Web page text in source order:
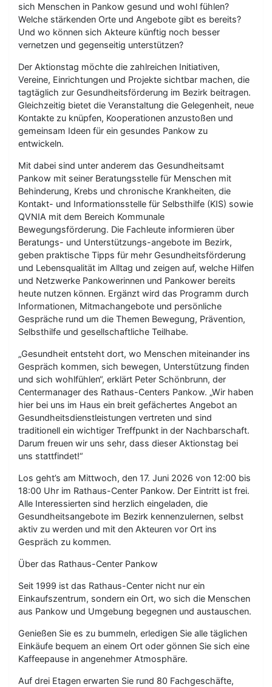
sich Menschen in Pankow gesund und wohl fühlen?
Welche stärkenden Orte und Angebote gibt es bereits?
Und wo können sich Akteure künftig noch besser
vernetzen und gegenseitig unterstützen?
Der Aktionstag möchte die zahlreichen Initiativen,
Vereine, Einrichtungen und Projekte sichtbar machen, die
tagtäglich zur Gesundheitsförderung im Bezirk beitragen.
Gleichzeitig bietet die Veranstaltung die Gelegenheit, neue
Kontakte zu knüpfen, Kooperationen anzustoßen und
gemeinsam Ideen für ein gesundes Pankow zu
entwickeln.
Mit dabei sind unter anderem das Gesundheitsamt
Pankow mit seiner Beratungsstelle für Menschen mit
Behinderung, Krebs und chronische Krankheiten, die
Kontakt- und Informationsstelle für Selbsthilfe (KIS) sowie
QVNIA mit dem Bereich Kommunale
Bewegungsförderung. Die Fachleute informieren über
Beratungs- und Unterstützungs-angebote im Bezirk,
geben praktische Tipps für mehr Gesundheitsförderung
und Lebensqualität im Alltag und zeigen auf, welche Hilfen
und Netzwerke Pankowerinnen und Pankower bereits
heute nutzen können. Ergänzt wird das Programm durch
Informationen, Mitmachangebote und persönliche
Gespräche rund um die Themen Bewegung, Prävention,
Selbsthilfe und gesellschaftliche Teilhabe.
„Gesundheit entsteht dort, wo Menschen miteinander ins
Gespräch kommen, sich bewegen, Unterstützung finden
und sich wohlfühlen“, erklärt Peter Schönbrunn, der
Centermanager des Rathaus-Centers Pankow. „Wir haben
hier bei uns im Haus ein breit gefächertes Angebot an
Gesundheitsdienstleistungen vertreten und sind
traditionell ein wichtiger Treffpunkt in der Nachbarschaft.
Darum freuen wir uns sehr, dass dieser Aktionstag bei
uns stattfindet!“
Los geht’s am Mittwoch, den 17. Juni 2026 von 12:00 bis
18:00 Uhr im Rathaus-Center Pankow. Der Eintritt ist frei.
Alle Interessierten sind herzlich eingeladen, die
Gesundheitsangebote im Bezirk kennenzulernen, selbst
aktiv zu werden und mit den Akteuren vor Ort ins
Gespräch zu kommen.
Über das Rathaus-Center Pankow
Seit 1999 ist das Rathaus-Center nicht nur ein
Einkaufszentrum, sondern ein Ort, wo sich die Menschen
aus Pankow und Umgebung begegnen und austauschen.
Genießen Sie es zu bummeln, erledigen Sie alle täglichen
Einkäufe bequem an einem Ort oder gönnen Sie sich eine
Kaffeepause in angenehmer Atmosphäre.
Auf drei Etagen erwarten Sie rund 80 Fachgeschäfte,